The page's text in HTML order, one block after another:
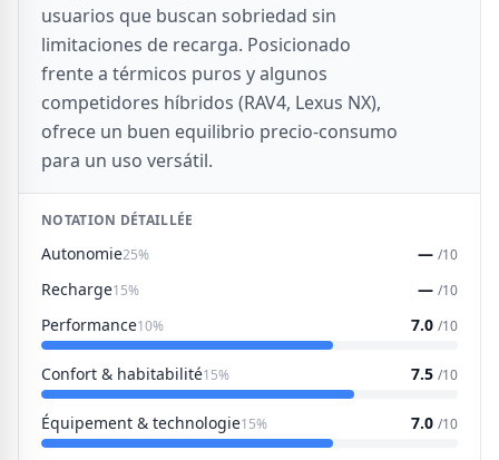
usuarios que buscan sobriedad sin
limitaciones de recarga. Posicionado
frente a térmicos puros y algunos
competidores híbridos (RAV4, Lexus NX),
ofrece un buen equilibrio precio-consumo
para un uso versátil.
NOTATION DÉTAILLÉE
Autonomie25% — /10
Recharge15% — /10
Performance10% 7.0 /10
Confort & habitabilité15% 7.5 /10
Équipement & technologie15% 7.0 /10